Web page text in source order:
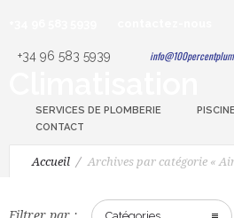
+34 96 583 5939
SERVICES DE PLOMBERIE
CONTACT
Accueil Archives par catégorie «